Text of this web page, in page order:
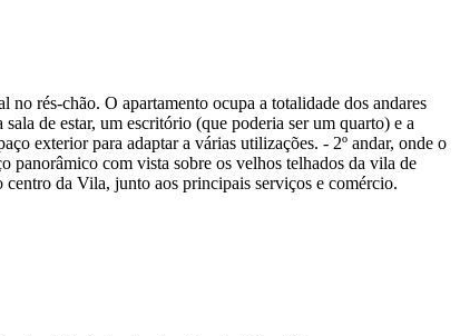
rés-chão. O apartamento ocupa a totalidade dos andares
de estar, um escritório (que poderia ser um quarto) e a
exterior para adaptar a várias utilizações. - 2º andar, onde o
panorâmico com vista sobre os velhos telhados da vila de
da Vila, junto aos principais serviços e comércio.